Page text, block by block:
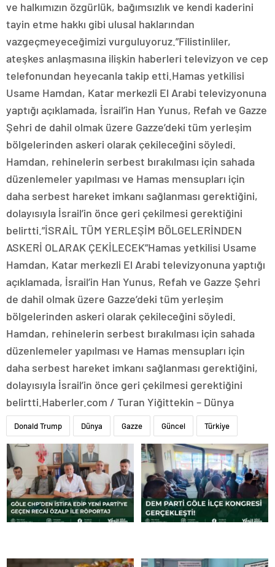
ve halkımızın özgürlük, bağımsızlık ve kendi kaderini
tayin etme hakkı gibi ulusal haklarından
vazgeçmeyeceğimizi vurguluyoruz.”Filistinliler,
ateşkes anlaşmasına ilişkin haberleri televizyon ve cep
telefonundan heyecanla takip etti.Hamas yetkilisi
Usame Hamdan, Katar merkezli El Arabi televizyonuna
yaptığı açıklamada, İsrail’in Han Yunus, Refah ve Gazze
Şehri de dahil olmak üzere Gazze’deki tüm yerleşim
bölgelerinden askeri olarak çekileceğini söyledi.
Hamdan, rehinelerin serbest bırakılması için sahada
düzenlemeler yapılması ve Hamas mensupları için
daha serbest hareket imkanı sağlanması gerektiğini,
dolayısıyla İsrail’in önce geri çekilmesi gerektiğini
belirtti.”İSRAİL TÜM YERLEŞİM BÖLGELERİNDEN
ASKERİ OLARAK ÇEKİLECEK”Hamas yetkilisi Usame
Hamdan, Katar merkezli El Arabi televizyonuna yaptığı
açıklamada, İsrail’in Han Yunus, Refah ve Gazze Şehri
de dahil olmak üzere Gazze’deki tüm yerleşim
bölgelerinden askeri olarak çekileceğini söyledi.
Hamdan, rehinelerin serbest bırakılması için sahada
düzenlemeler yapılması ve Hamas mensupları için
daha serbest hareket imkanı sağlanması gerektiğini,
dolayısıyla İsrail’in önce geri çekilmesi gerektiğini
belirtti.Haberler.com / Turan Yiğittekin – Dünya
Donald Trump Dünya Gazze Güncel Türkiye